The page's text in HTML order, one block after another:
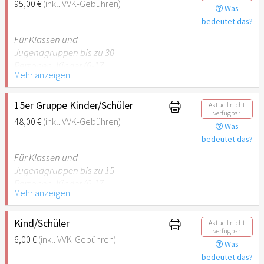
empfehlenswert.
95,00 €(inkl. VVK-Gebühren)
Was
bedeutet das?
Für Klassen und
Jugendgruppen bis zu 30
Jahre) oder Schüler mit
Schülerausweis inklusive
erwachsene Begleitperson.
Hinweis: Für Kinder unter 6
Stuttgart nicht
empfehlenswert.
Mehr anzeigen
15er Gruppe Kinder/Schüler
48,00 €(inkl. VVK-Gebühren)
Aktuell nicht
verfügbar
Was
bedeutet das?
Für Klassen und
Jugendgruppen bis zu 15
Jahre) oder Schüler mit
Schülerausweis inklusive
erwachsene Begleitperson.
Hinweis: Für Kinder unter 6
Mehr anzeigen
Kind/Schüler
6,00 €(inkl. VVK-Gebühren)
Aktuell nicht
verfügbar
Was
bedeutet das?